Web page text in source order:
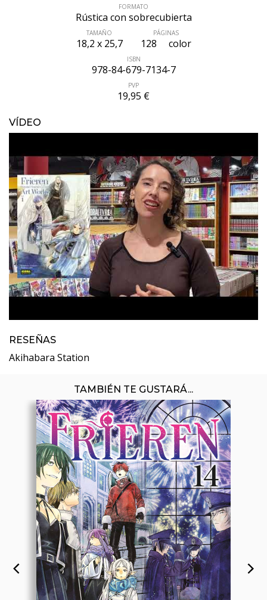
FORMATO
Rústica con sobrecubierta
TAMAÑO
18,2 x 25,7
PÁGINAS
128 color
ISBN
978-84-679-7134-7
PVP
19,95 €
VÍDEO
RESEÑAS
Akihabara Station
TAMBIÉN TE GUSTARÁ...